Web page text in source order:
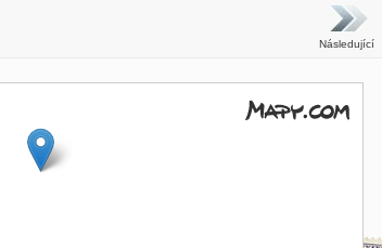
Následující